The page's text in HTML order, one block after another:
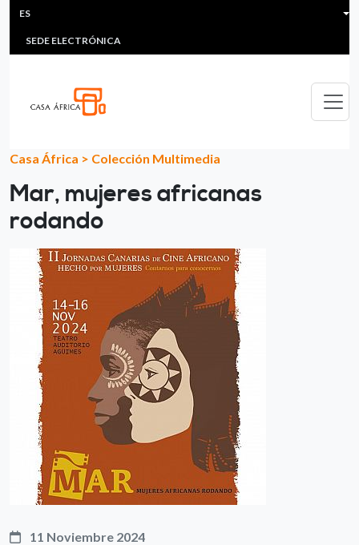
Pasar al contenido principal
HEADER MENU
MULTIMEDIA
SEDE ELECTRÓNICA
ES
Casa África > Colección Multimedia
Mar, mujeres africanas
rodando
11 Noviembre 2024